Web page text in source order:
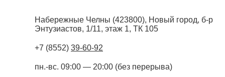
Набережные Челны (423800), Новый город, б-р
Энтузиастов, 1/11, этаж 1, ТК 105
+7 (8552) 39-60-92
пн.-вс. 09:00 — 20:00 (без перерыва)